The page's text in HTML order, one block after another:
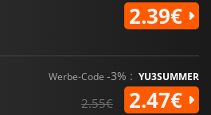
2.39€
Werbe-Code -3% : YU3SUMMER
2.55€ 2.47€